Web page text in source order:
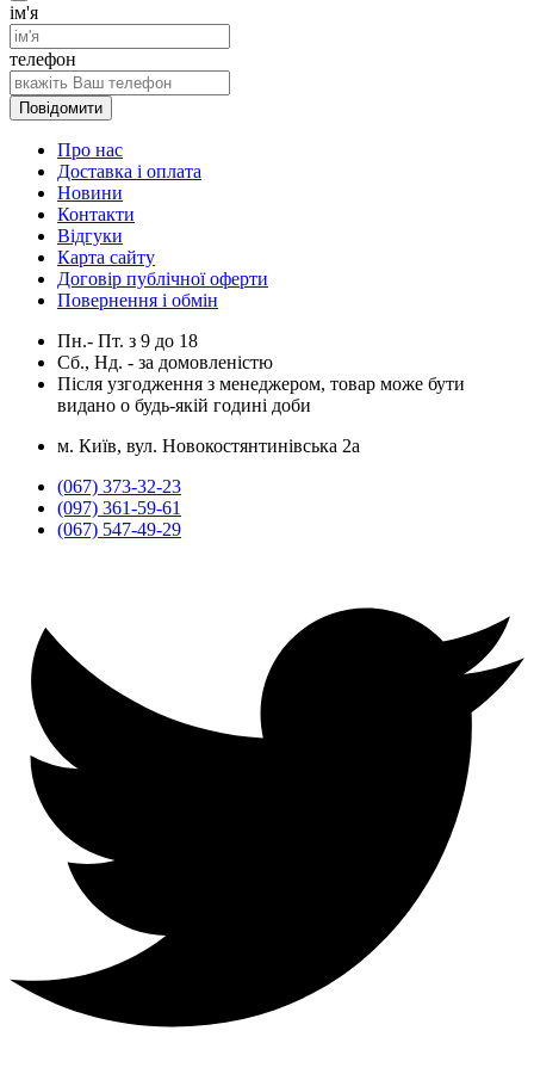
ім'я
телефон
Повідомити
Про нас
Доставка і оплата
Новини
Контакти
Відгуки
Карта сайту
Договір публічної оферти
Повернення і обмін
Пн.- Пт. з 9 до 18
Сб., Нд. - за домовленістю
Після узгодження з менеджером, товар може бути
видано о будь-якій годині доби
м. Київ, вул. Новокостянтинівська 2а
(067) 373-32-23
(097) 361-59-61
(067) 547-49-29